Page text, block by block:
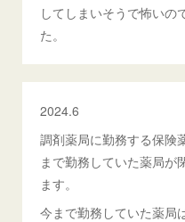
してしまいそうで怖いの
た。
2024.6
調剤薬局に勤務する保険
まで勤務していた薬局が
ます。
今まで勤務していた薬局